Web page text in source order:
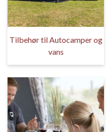
Tilbehør til Autocamper og
vans